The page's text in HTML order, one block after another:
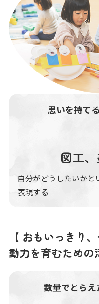
思いを持てる
図工
自分がどうしたいか
表現する
【 おもいっきり
動力を育むための
数量でとらえ